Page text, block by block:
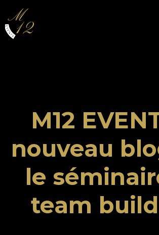
M12
nouveau
le
team